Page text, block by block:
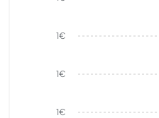
1€
1€
1€